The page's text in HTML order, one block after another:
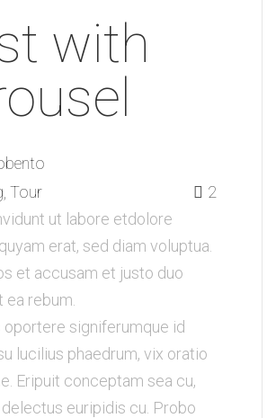
with
Tour
2
ut labore etdolore
erat, sed diam voluptua.
et accusam et justo duo
rebum.
oportere signiferumque id
lucilius phaedrum, vix oratio
Eripuit conceptam sea cu,
euripidis cu. Probo